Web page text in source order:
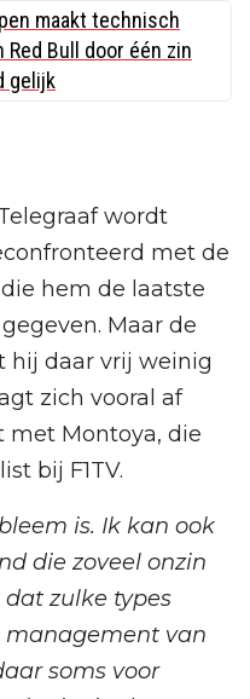
maakt technisch
Bull door één zin
gelijk
wordt
met de
hem de laatste
Maar de
hij daar vrij weinig
zich vooral af
met Montoya, die
bij F1TV.
is. Ik kan ook
die zoveel onzin
zulke types
management van
soms voor